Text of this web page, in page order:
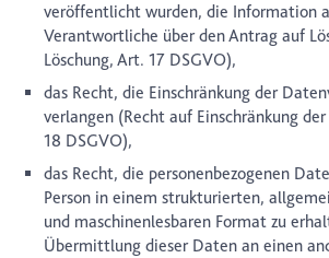
veröffentlicht wurden, die Information
Verantwortliche über den Antrag auf
Löschung, Art. 17 DSGVO),
das Recht, die Einschränkung der
verlangen (Recht auf Einschränkung
18 DSGVO),
das Recht, die personenbezogenen
Person in einem strukturierten,
und maschinenlesbaren Format zu
Übermittlung dieser Daten an einen